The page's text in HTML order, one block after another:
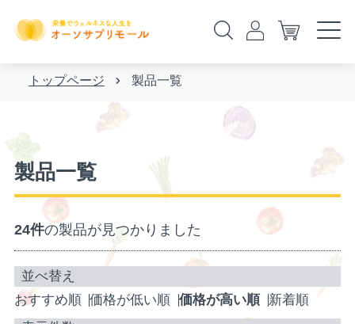
トップページ 製品一覧
製品一覧
24件の製品が見つかりました
おすすめ順 価格が低い順 価格が高い順 新着順